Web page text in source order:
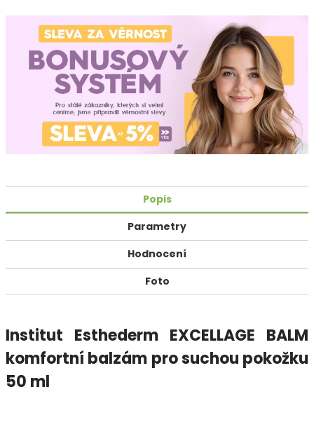
Popis
Parametry
Hodnocení
Foto
Institut Esthederm EXCELLAGE BALM
komfortní balzám pro suchou pokožku
50 ml